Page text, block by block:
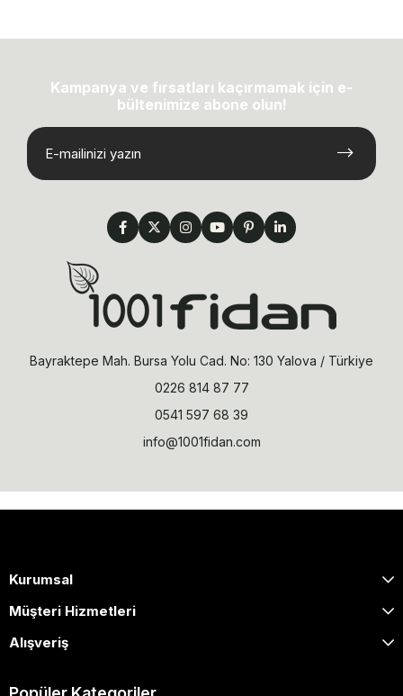
Kampanya ve fırsatları kaçırmamak için e-
bültenimize abone olun!
Bayraktepe Mah. Bursa Yolu Cad. No: 130 Yalova / Türkiye
0226 814 87 77
0541 597 68 39
info@1001fidan.com
Kurumsal
Müşteri Hizmetleri
Alışveriş